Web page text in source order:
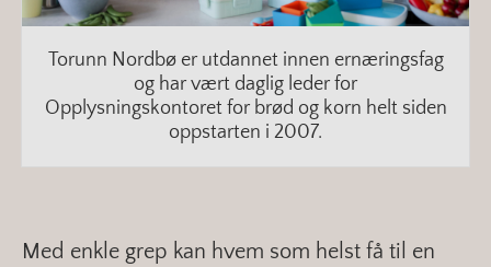
Torunn Nordbø er utdannet innen ernæringsfag
og har vært daglig leder for
Opplysningskontoret for brød og korn helt siden
oppstarten i 2007.
Med enkle grep kan hvem som helst få til en